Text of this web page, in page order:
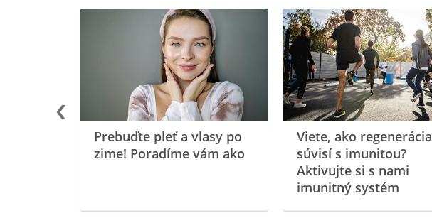
Prebuďte pleť a vlasy po
zime! Poradíme vám ako
Viete, ako regenerácia
súvisí s imunitou?
Aktivujte si s nami
imunitný systém